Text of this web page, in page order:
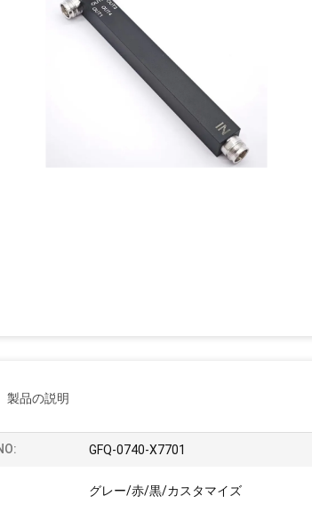
製品の説明
GFQ-0740-X7701
グレー/赤/黒/カスタマイズ